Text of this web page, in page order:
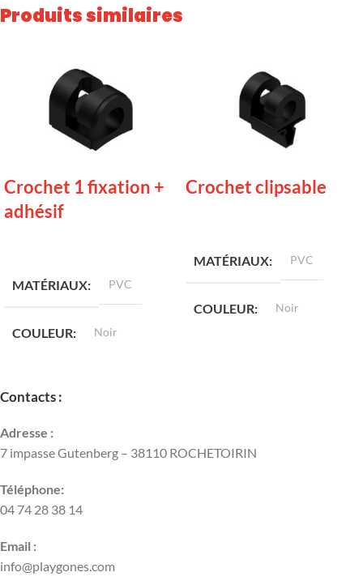
Produits similaires
Crochet 1 fixation +
adhésif
MATÉRIAUX
PVC
COULEUR Noir
Crochet clipsable
MATÉRIAUX
PVC
COULEUR Noir
Contacts :
Adresse :
7 impasse Gutenberg – 38110 ROCHETOIRIN
Téléphone:
04 74 28 38 14
Email :
info@playgones.com